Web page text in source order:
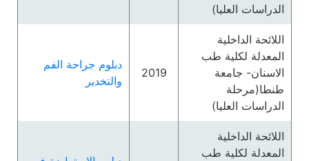
الدراسات العليا)
اللائحة الداخلية
المعدلة لكلية طب
الاسنان- جامعة
طنطا(مرحلة
الدراسات العليا)
2019
دبلوم جراحة الفم
والتخدير
اللائحة الداخلية
المعدلة لكلية طب